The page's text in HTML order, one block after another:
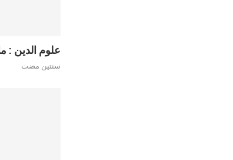
علوم الدين :
سنتين مضت